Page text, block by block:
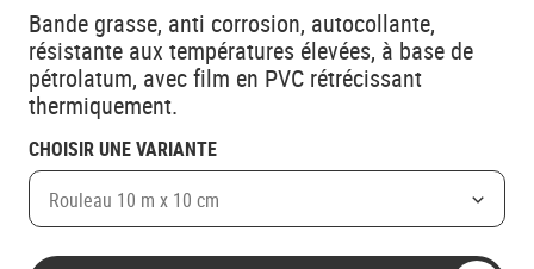
Bande grasse, anti corrosion, autocollante,
résistante aux températures élevées, à base de
pétrolatum, avec film en PVC rétrécissant
thermiquement.
CHOISIR UNE VARIANTE
Rouleau 10 m x 10 cm